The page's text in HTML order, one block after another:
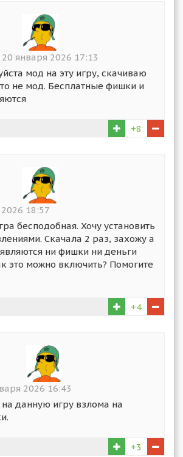
20 января 2026 17:13
мод на эту игру, скачиваю
не мод. Бесплатные фишки и
+8
18:57
бесподобная. Хочу установить
Скачала 2 раз, захожу а
ни фишки ни деньги
это можно включить? Помогите
+4
2026 16:43
данную игру взлома на
+3